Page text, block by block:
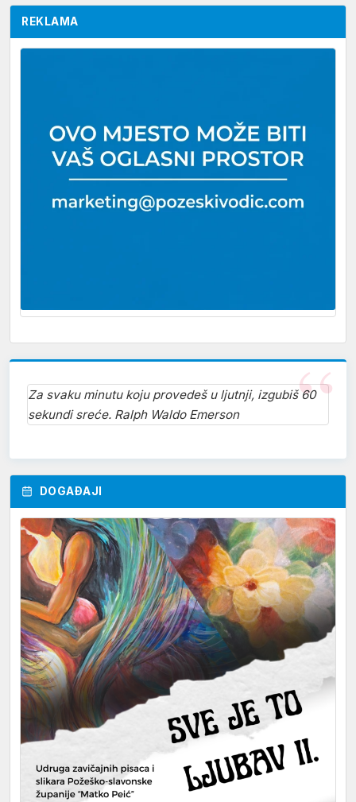
REKLAMA
Za svaku minutu koju provedeš u ljutnji, izgubiš 60
sekundi sreće. Ralph Waldo Emerson
DOGAĐAJI